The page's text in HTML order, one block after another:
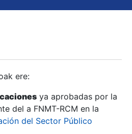
ere:
ya aprobadas por la
del a FNMT-RCM en la
del Sector Público